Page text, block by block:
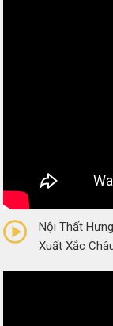
(0 Reviews)
Nội Thất
Xuất Xắc